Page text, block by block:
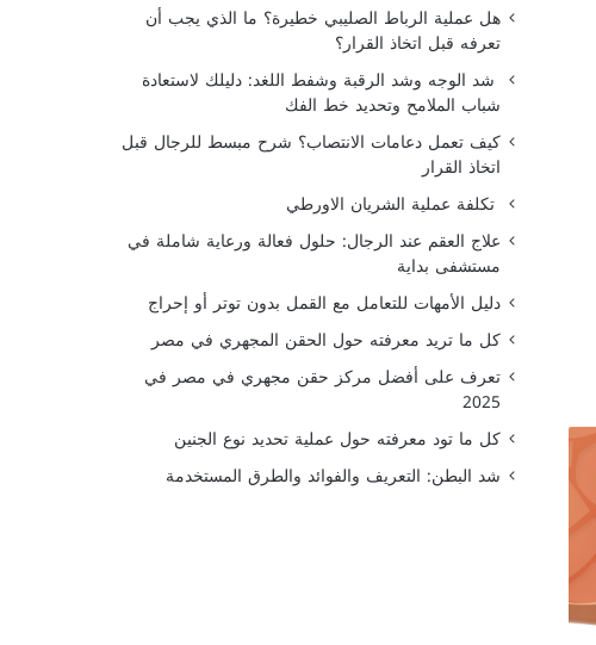
هل عملية الرباط الصليبي خطيرة؟ ما الذي يجب أن
تعرفه قبل اتخاذ القرار؟
شد الوجه وشد الرقبة وشفط اللغد: دليلك لاستعادة
شباب الملامح وتحديد خط الفك
كيف تعمل دعامات الانتصاب؟ شرح مبسط للرجال قبل
اتخاذ القرار
تكلفة عملية الشريان الاورطي
علاج العقم عند الرجال: حلول فعالة ورعاية شاملة في
مستشفى بداية
دليل الأمهات للتعامل مع القمل بدون توتر أو إحراج
كل ما تريد معرفته حول الحقن المجهري في مصر
تعرف على أفضل مركز حقن مجهري في مصر في
2025
كل ما تود معرفته حول عملية تحديد نوع الجنين
شد البطن: التعريف والفوائد والطرق المستخدمة